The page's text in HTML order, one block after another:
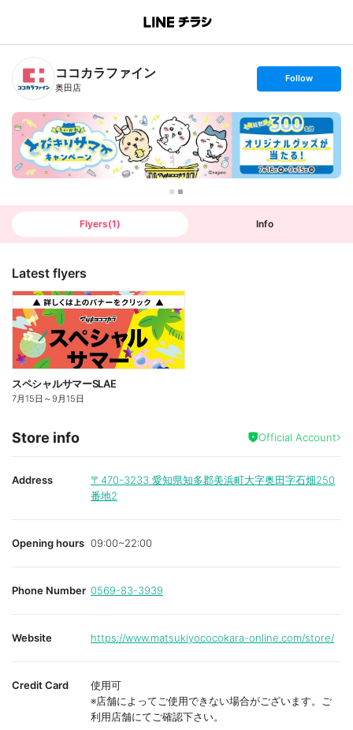
B
n
T
ココカラファイン
奥田店
s
t
o
l
l
o
w
Follow
Flyers(1) Info
Latest flyers
スペシャルサマーSLAE
7月15日 ～9月15日
Store info Official Account
Address 〒470-3233 愛知県知多郡美浜町大字奥田字石畑250
番地2
Opening hours 09:00~22:00
Phone Number 0569-83-3939
Website https://www.matsukiyococokara-online.com/store/
Credit Card
使用可
※店舗によってご使用できない場合がございます。ご
利用店舗にてご確認下さい。